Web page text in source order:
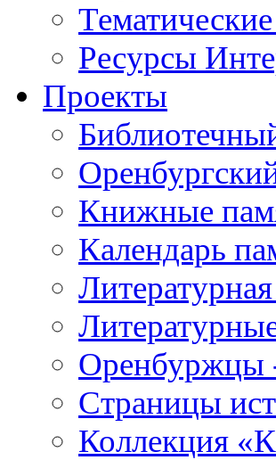
Ресурсы
Проекты
Книжные
Календарь
Оренбуржцы
Страницы
Коллекция